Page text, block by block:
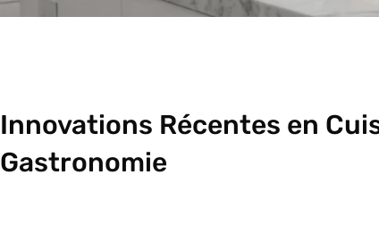
Innovations Récentes en
Gastronomie